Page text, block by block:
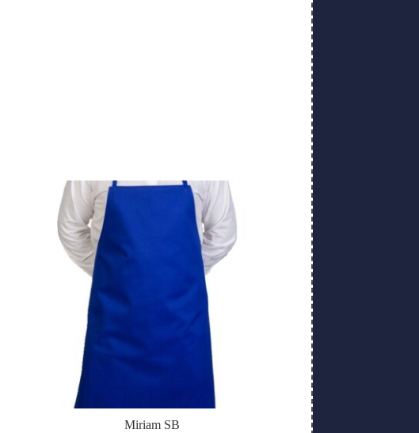
Miriam SB